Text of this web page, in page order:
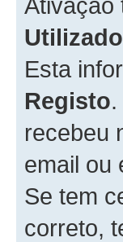
Esta
Registo
recebeu
email ou
Se tem
correto,